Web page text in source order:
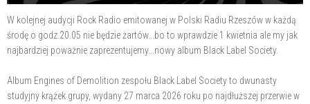
W kolejnej audycji Rock Radio emitowanej w Polski Radiu Rzeszów w każdą
środę o godz.20.05 nie będzie żartów...bo to wprawdzie 1 kwietnia ale my jak
najbardziej poważnie zaprezentujemy...nowy album Black Label Society.
Album Engines of Demolition zespołu Black Label Society to dwunasty
studyjny krążek grupy, wydany 27 marca 2026 roku po najdłuższej przerwie w